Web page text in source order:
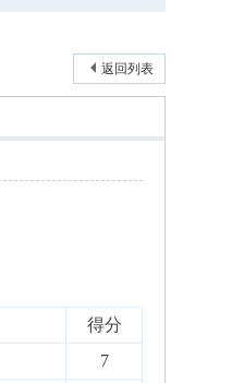
返回列表
得分
7